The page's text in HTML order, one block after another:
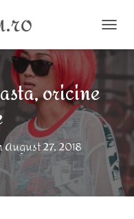
oricine
August 27, 2018